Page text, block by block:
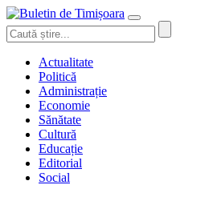
Actualitate
Politică
Administrație
Economie
Sănătate
Cultură
Educație
Editorial
Social